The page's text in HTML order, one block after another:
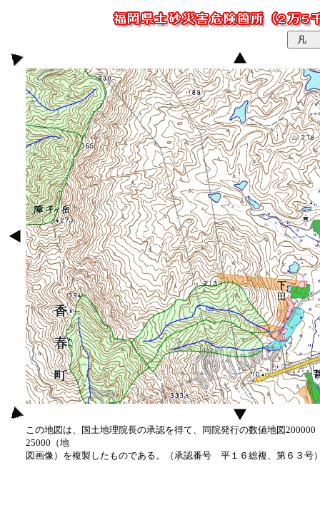
この地図は、国土地理院長の承認を得て、同院発行の数値地図
25000（地
図画像）を複製したものである。（承認番号 平１６総複、第６３号